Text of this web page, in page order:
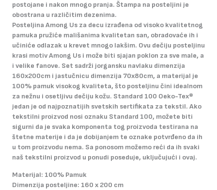
postojane i nakon mnogo pranja. Štampa na posteljini je
obostrana u različitim dezenima.
Posteljina Among Us za decu izrađena od visoko kvalitetnog
pamuka pružiće mališanima kvalitetan san, obradovaće ih i
učiniće odlazak u krevet mnogo lakšim. Ovu dečiju posteljinu
krasi motiv Among Us i može biti sjajan poklon za sve male, a
i velike fanove. Set sadrži jorgansku navlaku dimenzija
160x200cm i jastučnicu dimenzija 70x80cm, a materijal je
100% pamuk visokog kvaliteta, što posteljinu čini idealnom
za nežnu i osetljivu dečiju kožu. Standard 100 Oeko-Tex®
jedan je od najpoznatijih svetskih sertifikata za tekstil. Ako
tekstilni proizvod nosi oznaku Standard 100, možete biti
sigurni da je svaka komponenta tog proizvoda testirana na
štetne materije i da je dobijanjem te oznake potvrđeno da ih
u tom proizvodu nema. Sa ponosom možemo reći da ih svaki
naš tekstilni proizvod u ponudi poseduje, uključujući i ovaj.
Materijal: 100% Pamuk
Dimenzija posteljine: 160 x 200 cm